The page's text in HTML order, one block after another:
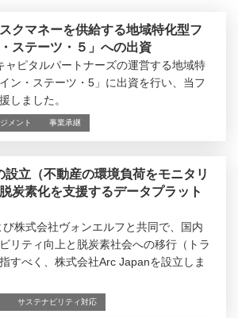
クマネーを供給する地域特化型フ
ステーツ・５」への出資
ャピタルパートナーズの運営する地域特
ン・ステーツ・5」に出資を行い、当フ
しました。
メント 事業承継
立（不動産の環境負荷をモニタリ
炭素化を支援するデータプラット
株式会社ヴォンエルフと共同で、国内
リティ向上と脱炭素社会への移行（トラ
すべく、株式会社Arc Japanを設立しま
サステナビリティ対応